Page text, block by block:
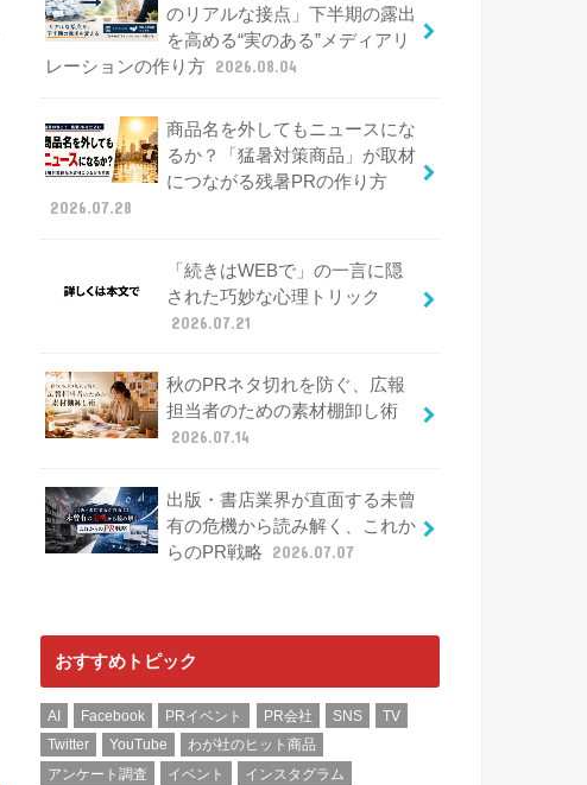
のリアルな接点」下半期の露出
を高める“実のある”メディアリ
レーションの作り方 2026.08.04
商品名を外してもニュースにな
るか？「猛暑対策商品」が取材
につながる残暑PRの作り方
2026.07.28
「続きはWEBで」の一言に隠
された巧妙な心理トリック
2026.07.21
秋のPRネタ切れを防ぐ、広報
担当者のための素材棚卸し術
2026.07.14
出版・書店業界が直面する未曾
有の危機から読み解く、これか
らのPR戦略
2026.07.07
おすすめトピック
AI Facebook PRイベント PR会社 SNS
TV
Twitter
YouTube
わが社のヒット商品
アンケート調査
イベント
インスタグラム